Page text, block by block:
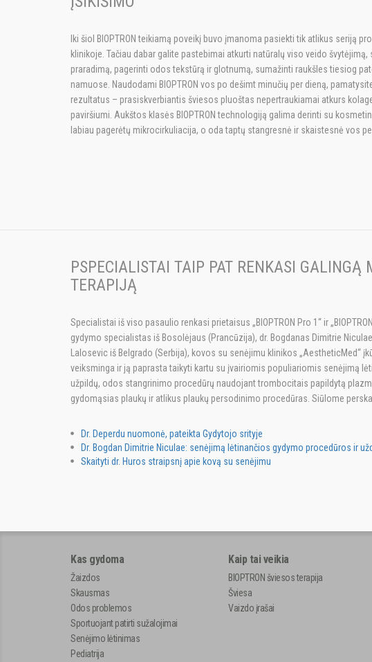
Iki šiol BIOPTRON teikiamą poveikį buvo įmanoma pasiekti tik atlikus seriją
klinikoje. Tačiau dabar galite pastebimai atkurti natūralų viso veido
praradimą, pagerinti odos tekstūrą ir glotnumą, sumažinti raukšles tiesiog
namuose. Naudodami BIOPTRON vos po dešimt minučių per dieną,
rezultatus – prasiskverbiantis šviesos pluoštas nepertraukiamai atkurs
paviršiumi. Aukštos klasės BIOPTRON technologiją galima derinti su
labiau pagerėtų mikrocirkuliacija, o oda taptų stangresnė ir skaistesnė vos
PSPECIALISTAI TAIP PAT RENKASI GALINGĄ
TERAPIJĄ
Specialistai iš viso pasaulio renkasi prietaisus „BIOPTRON Pro 1“ ir
gydymo specialistas iš Bosolėjaus (Prancūzija), dr. Bogdanas Dimitrie
Lalosevic iš Belgrado (Serbija), kovos su senėjimu klinikos „AestheticMed“
veiksminga ir ją paprasta taikyti kartu su įvairiomis populiariomis senėjimą
užpildų, odos stangrinimo procedūrų naudojant trombocitais papildytą
gydomąsias plaukų ir atlikus plaukų persodinimo procedūras. Siūlome
Dr. Deperdu nuomonė, pateikta Gydytojo srityje
Dr. Bogdan Dimitrie Niculae: senėjimą lėtinančios gydymo procedūros ir
Skaityti dr. Huros straipsnį apie kovą su senėjimu
Kas gydoma
Žaizdos
Skausmas
Odos problemos
Sportuojant patirti sužalojimai
Senėjimo lėtinimas
Pediatrija
Kaip tai veikia
BIOPTRON šviesos terapija
Šviesa
Vaizdo įrašai